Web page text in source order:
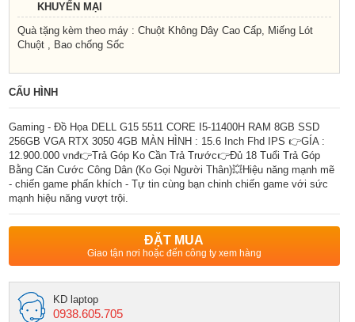
KHUYẾN MẠI
Quà tặng kèm theo máy : Chuột Không Dây Cao Cấp, Miếng Lót
Chuột , Bao chống Sốc
CẤU HÌNH
Gaming - Đồ Họa DELL G15 5511 CORE I5-11400H RAM 8GB SSD
256GB VGA RTX 3050 4GB MÀN HÌNH : 15.6 Inch Fhd IPS 👉GÍA :
12.900.000 vnđ👉Trả Góp Ko Cần Trả Trước👉Đủ 18 Tuổi Trả Góp
Bằng Căn Cước Công Dân (Ko Gọi Người Thân)💥Hiệu năng mạnh mẽ
- chiến game phấn khích - Tự tin cùng bạn chinh chiến game với sức
mạnh hiệu năng vượt trội.
ĐẶT MUA
Giao tận nơi hoặc đến công ty xem hàng
KD laptop
0938.605.705